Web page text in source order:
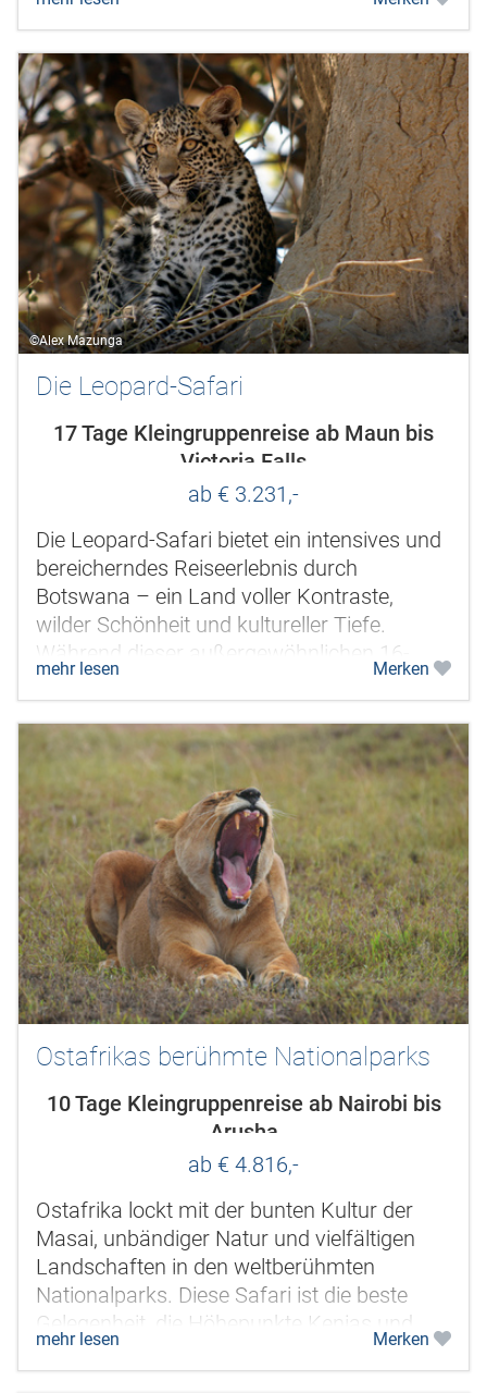
atemberaubendem Blick auf den
Kilimanjaro. Die klassische...
©Alex Mazunga
Die Leopard-Safari
17 Tage Kleingruppenreise ab Maun bis
Victoria Falls
ab € 3.231,-
Die Leopard-Safari bietet ein intensives und
bereicherndes Reiseerlebnis durch
Botswana – ein Land voller Kontraste,
wilder Schönheit und kultureller Tiefe.
Während dieser außergewöhnlichen 16-
Nächte-Camping-Safari tauchen Sie nicht...
mehr lesen Merken
Ostafrikas berühmte Nationalparks
10 Tage Kleingruppenreise ab Nairobi bis
Arusha
ab € 4.816,-
Ostafrika lockt mit der bunten Kultur der
Masai, unbändiger Natur und vielfältigen
Landschaften in den weltberühmten
Nationalparks. Diese Safari ist die beste
Gelegenheit, die Höhepunkte Kenias und
Tansanias zu verbinden. Klangvolle...
mehr lesen Merken